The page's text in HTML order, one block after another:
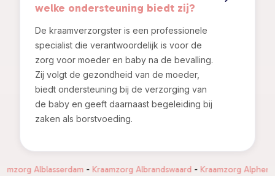
welke ondersteuning biedt zij?
De kraamverzorgster is een professionele
specialist die verantwoordelijk is voor de
zorg voor moeder en baby na de bevalling.
Zij volgt de gezondheid van de moeder,
biedt ondersteuning bij de verzorging van
de baby en geeft daarnaast begeleiding bij
zaken als borstvoeding.
Alblasserdam-Kraamzorg Albrandswaard-Kraamzorg Alphen aan